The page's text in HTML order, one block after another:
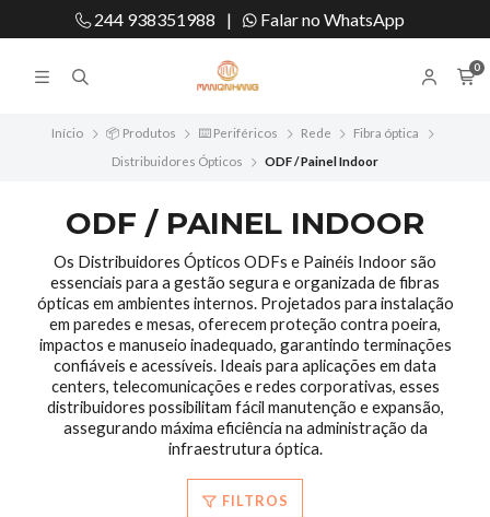
244 938351988 | Falar no WhatsApp
0
Início 📦 Produtos ⌨️ Periféricos Rede
Fibra óptica
Distribuidores Ópticos
ODF / Painel Indoor
ODF / PAINEL INDOOR
Os Distribuidores Ópticos ODFs e Painéis Indoor são
essenciais para a gestão segura e organizada de fibras
ópticas em ambientes internos. Projetados para instalação
em paredes e mesas, oferecem proteção contra poeira,
impactos e manuseio inadequado, garantindo terminações
confiáveis e acessíveis. Ideais para aplicações em data
centers, telecomunicações e redes corporativas, esses
distribuidores possibilitam fácil manutenção e expansão,
assegurando máxima eficiência na administração da
infraestrutura óptica.
FILTROS